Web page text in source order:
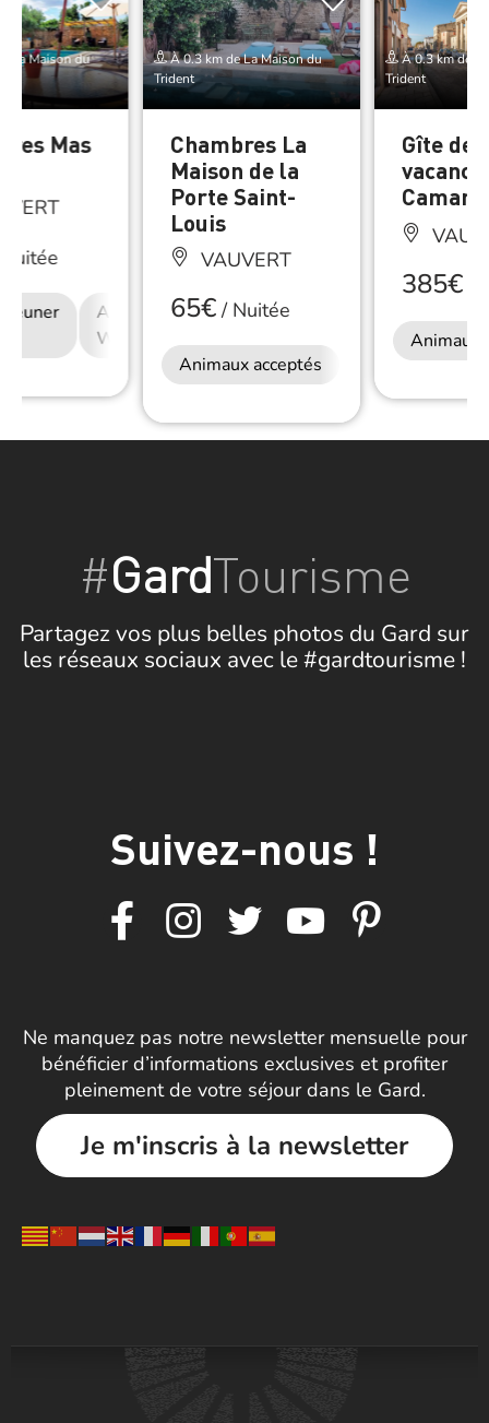
La Maison du
Mas
Accès Internet
Wifi
À 0.3 km de La Maison du
Trident
Chambres La
Maison de la
Porte Saint-
Louis
VAUVERT
65€/Nuitée
Animaux acceptés Petit déjeuner
À 0.3 km de
Trident
Gîte de
385€/
Animaux
#GardTourisme
Partagez vos plus belles photos du Gard sur
les réseaux sociaux avec le #gardtourisme !
Suivez-nous !
Ne manquez pas notre newsletter mensuelle pour
bénéficier d’informations exclusives et profiter
pleinement de votre séjour dans le Gard.
Je m'inscris à la newsletter